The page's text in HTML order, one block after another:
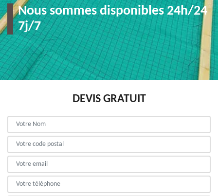
Nous sommes disponibles 24h/24
7j/7
DEVIS GRATUIT